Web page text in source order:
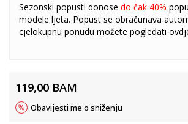
Sezonski popusti donose do čak 40%
modele ljeta. Popust se obračunava
cjelokupnu ponudu možete pogledati
119,00 BAM
Obavijesti me o sniženju